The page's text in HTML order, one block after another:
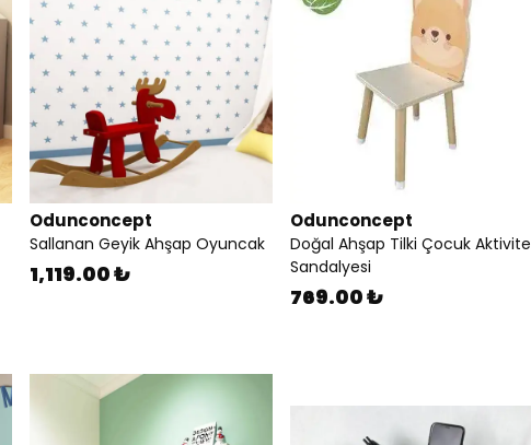
Odunconcept
Sallanan Geyik Ahşap Oyuncak
1,119.00 ₺
Odunconcept
Doğal Ahşap Tilki Çocuk Aktivite
Sandalyesi
769.00 ₺